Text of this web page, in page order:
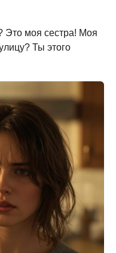
Это моя сестра! Моя
Ты этого